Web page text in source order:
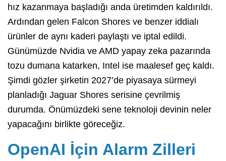
hız kazanmaya başladığı anda üretimden kaldırıldı.
Ardından gelen Falcon Shores ve benzer iddialı
ürünler de aynı kaderi paylaştı ve iptal edildi.
Günümüzde Nvidia ve AMD yapay zeka pazarında
tozu dumana katarken, Intel ise maalesef geç kaldı.
Şimdi gözler şirketin 2027’de piyasaya sürmeyi
planladığı Jaguar Shores serisine çevrilmiş
durumda. Önümüzdeki sene teknoloji devinin neler
yapacağını birlikte göreceğiz.
OpenAI İçin Alarm Zilleri